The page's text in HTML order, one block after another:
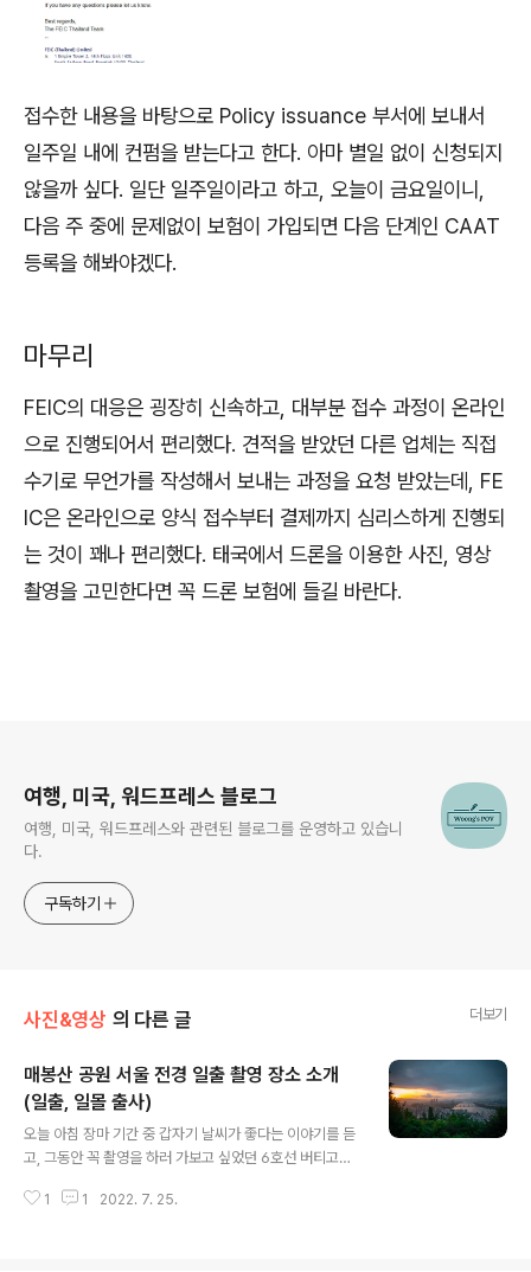
접수한 내용을 바탕으로 Policy issuance 부서에 보내서
일주일 내에 컨펌을 받는다고 한다. 아마 별일 없이 신청되지
않을까 싶다. 일단 일주일이라고 하고, 오늘이 금요일이니,
다음 주 중에 문제없이 보험이 가입되면 다음 단계인 CAAT
등록을 해봐야겠다.
마무리
FEIC의 대응은 굉장히 신속하고, 대부분 접수 과정이 온라인
으로 진행되어서 편리했다. 견적을 받았던 다른 업체는 직접
수기로 무언가를 작성해서 보내는 과정을 요청 받았는데, FE
IC은 온라인으로 양식 접수부터 결제까지 심리스하게 진행되
는 것이 꽤나 편리했다. 태국에서 드론을 이용한 사진, 영상
촬영을 고민한다면 꼭 드론 보험에 들길 바란다.
여행, 미국, 워드프레스 블로그
여행, 미국, 워드프레스와 관련된 블로그를 운영하고 있습니
다.
구독하기
사진&영상 의 다른 글 더보기
매봉산 공원 서울 전경 일출 촬영 장소 소개
(일출, 일몰 출사)
오늘 아침 장마 기간 중 갑자기 날씨가 좋다는 이야기를 듣
고, 그동안 꼭 촬영을 하러 가보고 싶었던 6호선 버티고개
소개 매봉산은 언덕 가장 위에 위치한 정자에서 사진을 촬
1 1 2022. 7. 25.